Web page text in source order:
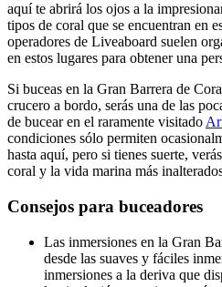
aquí te abrirá los ojos a la
tipos de coral que se encuentran en
operadores de Liveaboard suelen
en estos lugares para obtener una
Si buceas en la Gran Barrera de
crucero a bordo, serás una de las
de bucear en el raramente visitado
condiciones sólo permiten
hasta aquí, pero si tienes suerte,
coral y la vida marina más
Consejos para buceadores
Las inmersiones en la Gran
desde las suaves y fáciles
inmersiones a la deriva que